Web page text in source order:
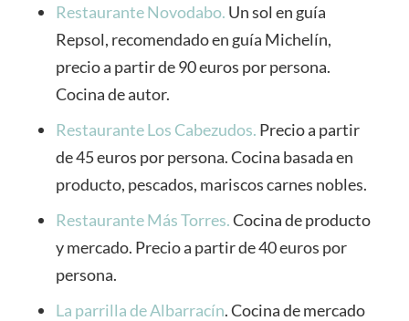
Restaurante Novodabo. Un sol en guía
Repsol, recomendado en guía Michelín,
precio a partir de 90 euros por persona.
Cocina de autor.
Restaurante Los Cabezudos. Precio a partir
de 45 euros por persona. Cocina basada en
producto, pescados, mariscos carnes nobles.
Restaurante Más Torres.Cocina de producto
y mercado. Precio a partir de 40 euros por
persona.
La parrilla de Albarracín. Cocina de mercado